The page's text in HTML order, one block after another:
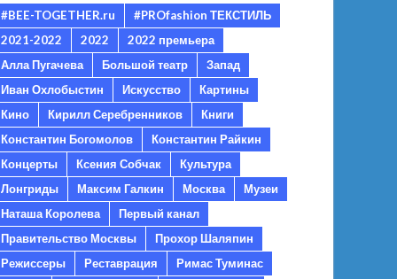
#BEE-TOGETHER.ru
#PROfashion ТЕКСТИЛЬ
2021-2022
2022
2022 премьера
Алла Пугачева
Большой театр
Запад
Иван Охлобыстин
Искусство
Картины
Кино
Кирилл Серебренников
Книги
Константин Богомолов
Константин Райкин
Концерты
Ксения Собчак
Культура
Лонгриды
Максим Галкин Москва
Музеи
Наташа Королева
Первый канал
Правительство Москвы
Прохор Шаляпин
Режиссеры
Реставрация
Римас Туминас